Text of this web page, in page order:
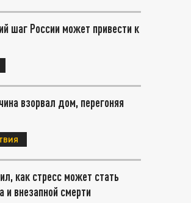
шаг России может привести к
взорвал дом, перегоняя
как стресс может стать
и внезапной смерти